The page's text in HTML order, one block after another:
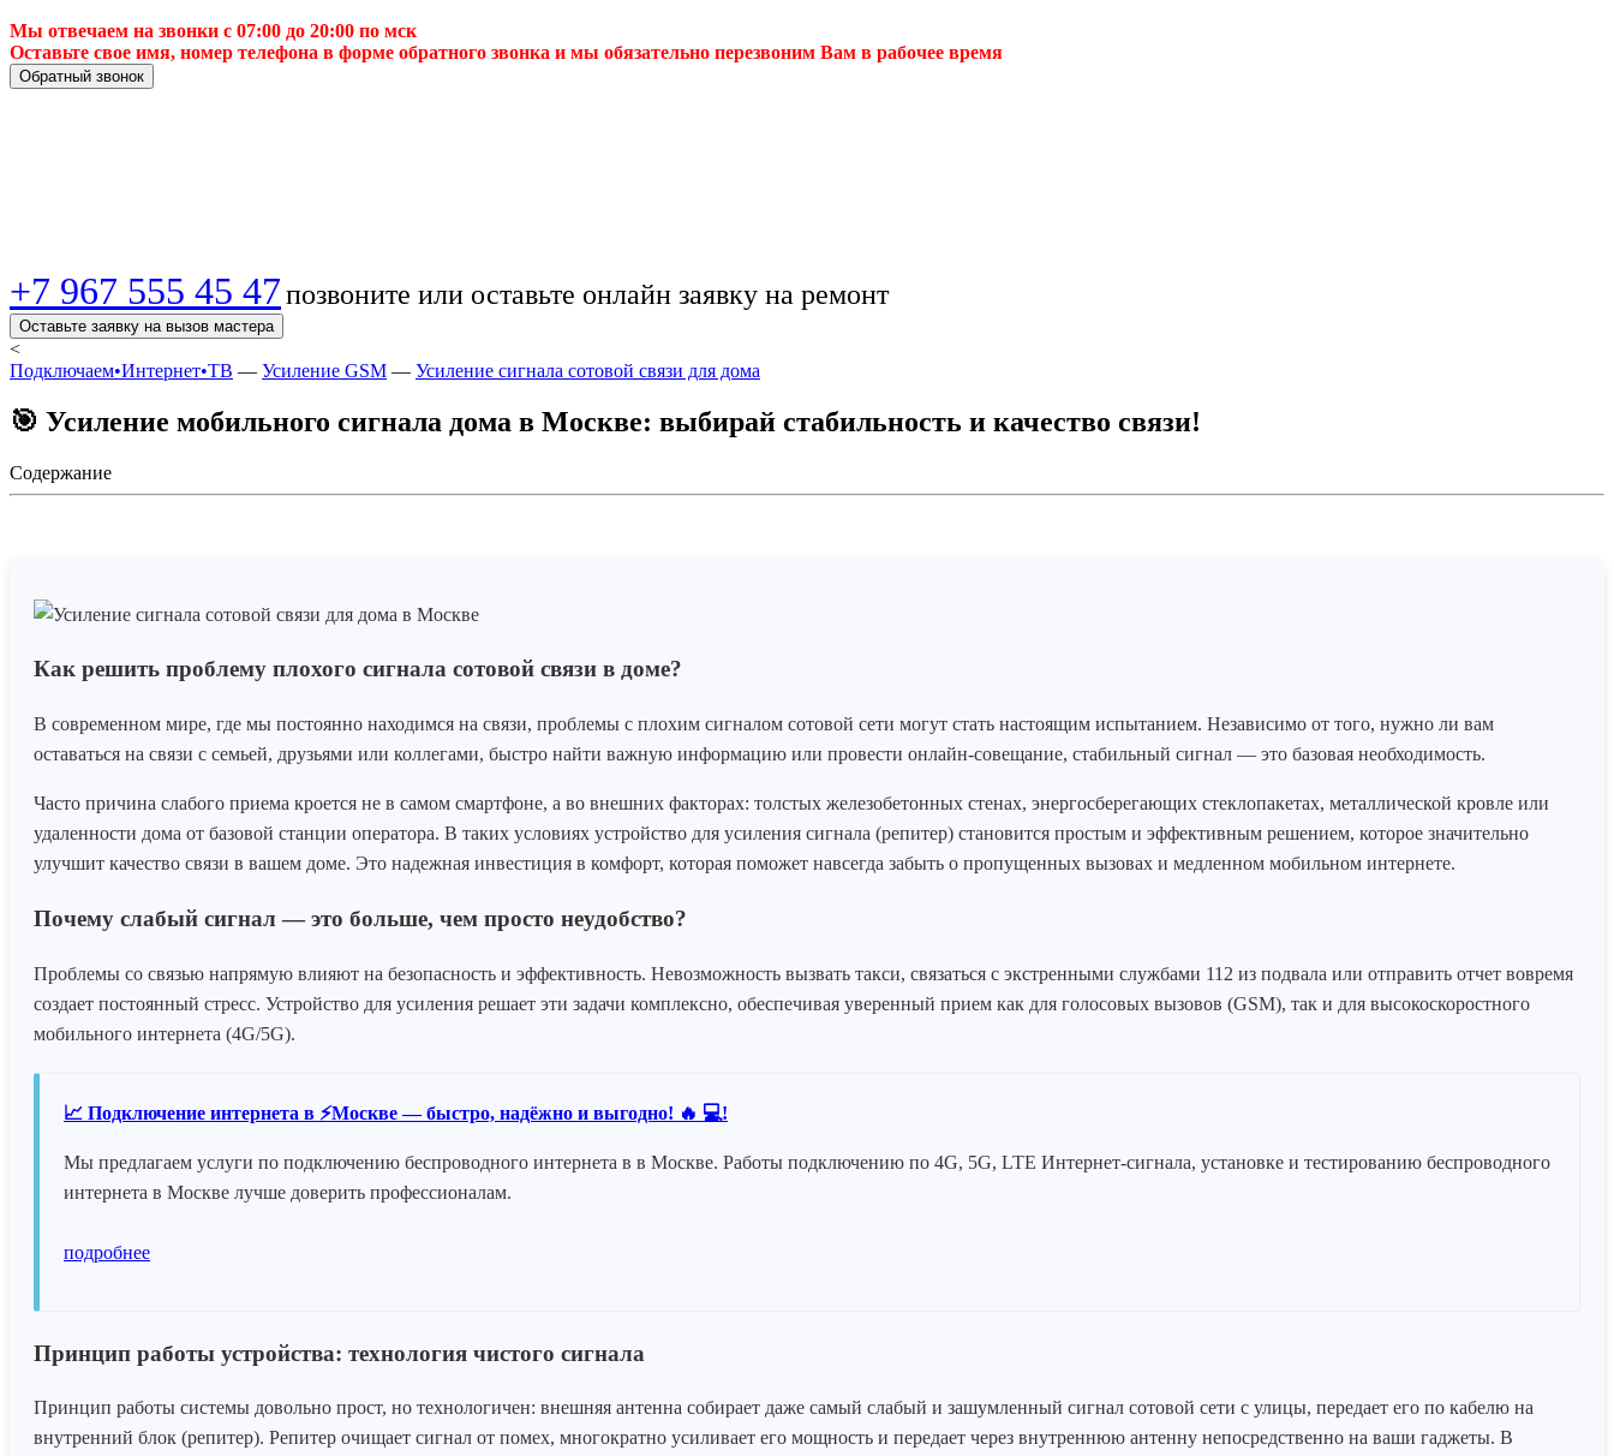
Мы отвечаем на звонки с 07:00 до 20:00 по мск
Оставьте свое имя, номер телефона в форме обратного звонка и мы обязательно перезвоним Вам в рабочее время
Обратный звонок
+7 967 555 45 47позвоните или оставьте онлайн заявку на ремонт
Оставьте заявку на вызов мастера
<
Подключаем•Интернет•ТВ — Усиление GSM — Усиление сигнала сотовой связи для дома
🎯 Усиление мобильного сигнала дома в Москве: выбирай стабильность и качество связи!
Содержание
Как решить проблему плохого сигнала сотовой связи в доме?
В современном мире, где мы постоянно находимся на связи, проблемы с плохим сигналом сотовой сети могут стать настоящим испытанием. Независимо от того, нужно ли вам
оставаться на связи с семьей, друзьями или коллегами, быстро найти важную информацию или провести онлайн-совещание, стабильный сигнал — это базовая необходимость.
Часто причина слабого приема кроется не в самом смартфоне, а во внешних факторах: толстых железобетонных стенах, энергосберегающих стеклопакетах, металлической кровле или
удаленности дома от базовой станции оператора. В таких условиях устройство для усиления сигнала (репитер) становится простым и эффективным решением, которое значительно
улучшит качество связи в вашем доме. Это надежная инвестиция в комфорт, которая поможет навсегда забыть о пропущенных вызовах и медленном мобильном интернете.
Почему слабый сигнал — это больше, чем просто неудобство?
Проблемы со связью напрямую влияют на безопасность и эффективность. Невозможность вызвать такси, связаться с экстренными службами 112 из подвала или отправить отчет вовремя
создает постоянный стресс. Устройство для усиления решает эти задачи комплексно, обеспечивая уверенный прием как для голосовых вызовов (GSM), так и для высокоскоростного
мобильного интернета (4G/5G).
📈 Подключение интернета в ⚡Москве — быстро, надёжно и выгодно! 🔥 💻!
Мы предлагаем услуги по подключению беспроводного интернета в в Москве. Работы подключению по 4G, 5G, LTE Интернет-сигнала, установке и тестированию беспроводного
интернета в Москве лучше доверить профессионалам.
подробнее
Принцип работы устройства: технология чистого сигнала
Принцип работы системы довольно прост, но технологичен: внешняя антенна собирает даже самый слабый и зашумленный сигнал сотовой сети с улицы, передает его по кабелю на
внутренний блок (репитер). Репитер очищает сигнал от помех, многократно усиливает его мощность и передает через внутреннюю антенну непосредственно на ваши гаджеты. В